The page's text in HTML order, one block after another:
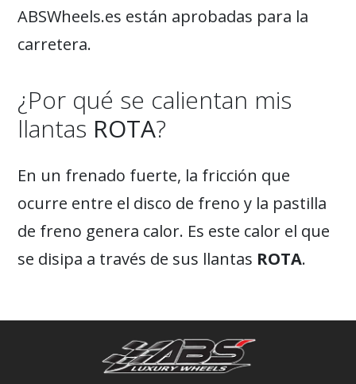
ABSWheels.es están aprobadas para la
carretera.
¿Por qué se calientan mis
llantas ROTA?
En un frenado fuerte, la fricción que
ocurre entre el disco de freno y la pastilla
de freno genera calor. Es este calor el que
se disipa a través de sus llantas ROTA.